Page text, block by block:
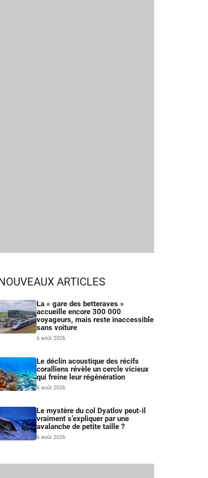
ARTICLES
La « gare des betteraves »
accueille encore 300 000
voyageurs, mais reste inaccessible
sans voiture
6 août 2026
Le déclin acoustique des récifs
coralliens révèle un cercle vicieux
qui freine leur régénération
6 août 2026
Le mystère du col Dyatlov peut-il
vraiment s’expliquer par une
avalanche de petite taille ?
6 août 2026